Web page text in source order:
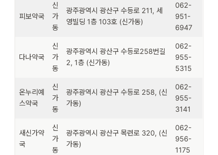
피보약국
신
가
동
광주광역시 광산구 수등로 211, 세
영빌딩 1층 103호 (신가동)
062-
951-
6947
다나약국
신
가
동
광주광역시 광산구 수등로258번길
2, 1층 (신가동)
062-
955-
5315
온누리예
스약국
신
가
동
광주광역시 광산구 수등로 258, (신
가동)
062-
955-
3141
새신가약
국
신
가
동
광주광역시 광산구 목련로 320, (신
가동)
062-
956-
1175